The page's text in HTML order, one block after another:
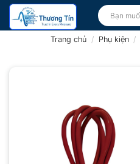
Bỏ
qua
Tìm
kiếm:
Trang chủ / Phụ kiện /